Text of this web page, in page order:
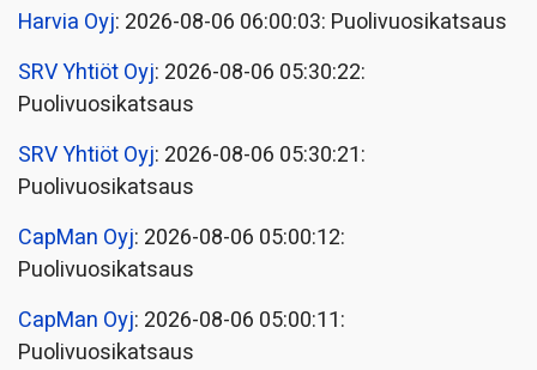
Harvia Oyj: 2026-08-06 06:00:03: Puolivuosikatsaus
SRV Yhtiöt Oyj: 2026-08-06 05:30:22:
Puolivuosikatsaus
SRV Yhtiöt Oyj: 2026-08-06 05:30:21:
Puolivuosikatsaus
CapMan Oyj: 2026-08-06 05:00:12:
Puolivuosikatsaus
CapMan Oyj: 2026-08-06 05:00:11:
Puolivuosikatsaus